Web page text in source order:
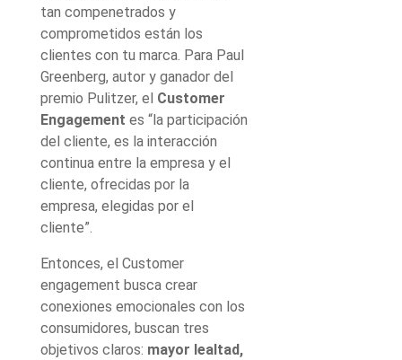
tan compenetrados y
comprometidos están los
clientes con tu marca. Para Paul
Greenberg, autor y ganador del
premio Pulitzer, el Customer
Engagement es “la participación
del cliente, es la interacción
continua entre la empresa y el
cliente, ofrecidas por la
empresa, elegidas por el
cliente”.
Entonces, el Customer
engagement busca crear
conexiones emocionales con los
consumidores, buscan tres
objetivos claros: mayor lealtad,